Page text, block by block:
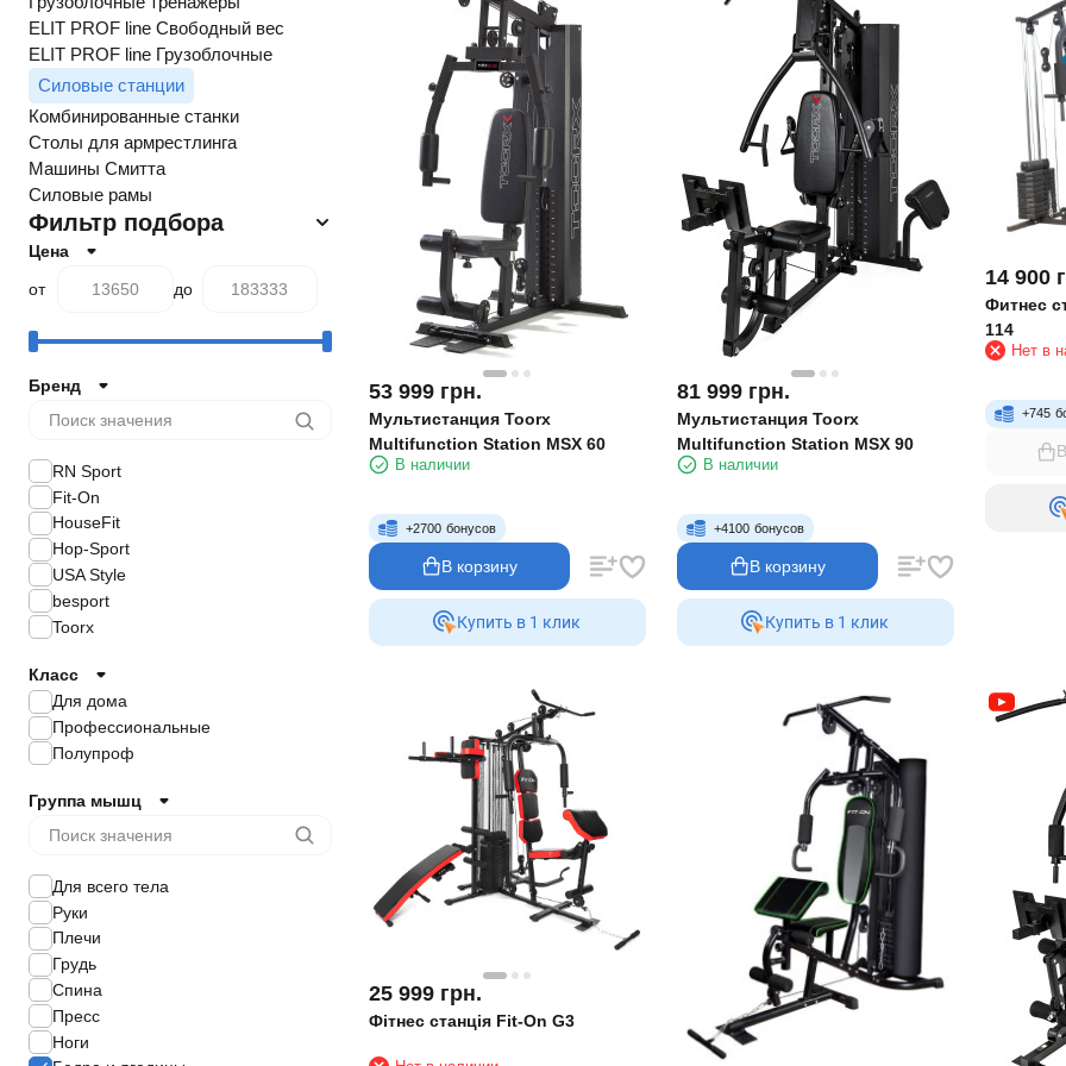
53 999 грн.
Мультистанция Toorx
Multifunction Station MSX 60
В наличии
+2700 бонусов
В корзину
Купить в 1 клик
81 999 грн.
Мультистанция Toorx
Multifunction Station MSX 90
В наличии
+4100 бонусов
В корзину
Купить в 1 клик
14 900
Фитнес
114
Нет в
+745
25 999 грн.
Фітнес станція Fit-On G3
ELIT PROF line Свободный вес
ELIT PROF line Грузоблочные
Силовые станции
Комбинированные станки
Столы для армрестлинга
Машины Смитта
Силовые рамы
Фильтр подбора
Цена
от
до
Бренд
RN Sport
Fit-On
HouseFit
Hop-Sport
USA Style
besport
Toorx
Класс
Для дома
Профессиональные
Полупроф
Группа мышц
Для всего тела
Руки
Плечи
Грудь
Спина
Пресс
Ноги